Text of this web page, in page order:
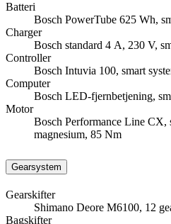
Batteri
Bosch PowerTube 625 Wh,
Charger
Bosch standard 4 A, 230 V,
Controller
Bosch Intuvia 100, smart
Computer
Bosch LED-fjernbetjening,
Motor
Bosch Performance Line CX,
magnesium, 85 Nm
Gearsystem
Gearskifter
Shimano Deore M6100, 12
Bagskifter